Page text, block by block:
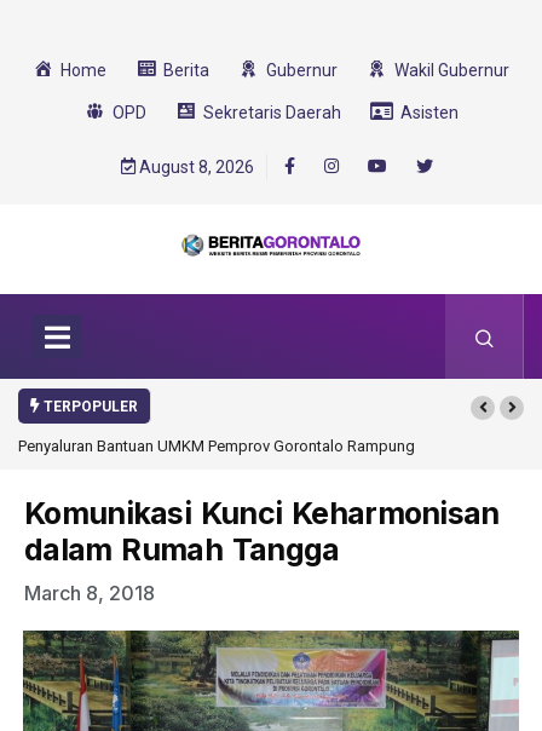
Home Berita Gubernur Wakil Gubernur
OPD Sekretaris Daerah Asisten
August 8, 2026
TERPOPULER
Penyaluran Bantuan UMKM Pemprov Gorontalo Rampung
Komunikasi Kunci Keharmonisan
dalam Rumah Tangga
March 8, 2018